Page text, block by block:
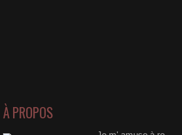
À PROPOS